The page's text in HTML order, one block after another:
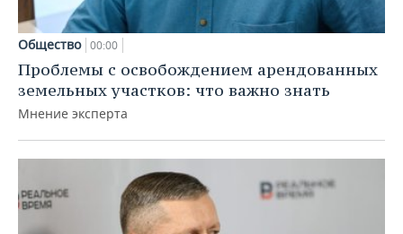
Общество 00:00
Проблемы с освобождением арендованных
земельных участков: что важно знать
Мнение эксперта